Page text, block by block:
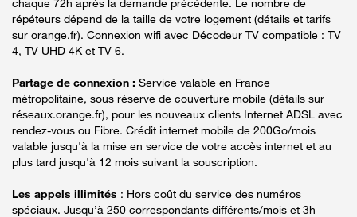
répéteurs dépend de la taille de votre logement (détails et tarifs
sur orange.fr). Connexion wifi avec Décodeur TV compatible : TV
4, TV UHD 4K et TV 6.
Partage de connexion : Service valable en France
métropolitaine, sous réserve de couverture mobile (détails sur
réseaux.orange.fr), pour les nouveaux clients Internet ADSL avec
rendez-vous ou Fibre. Crédit internet mobile de 200Go/mois
valable jusqu'à la mise en service de votre accès internet et au
plus tard jusqu'à 12 mois suivant la souscription.
Les appels illimités : Hors coût du service des numéros
spéciaux. Jusqu’à 250 correspondants différents/mois et 3h